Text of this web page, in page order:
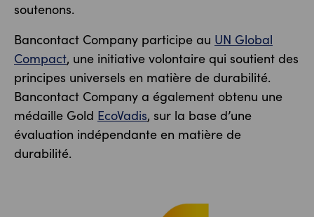
soutenons.
Bancontact Company participe au UN Global
Compact, une initiative volontaire qui soutient des
principes universels en matière de durabilité.
Bancontact Company a également obtenu une
médaille Gold EcoVadis, sur la base d’une
évaluation indépendante en matière de
durabilité.